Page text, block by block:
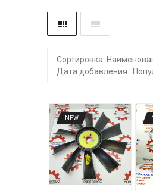
Сортировка:
Дата добавления ·
NEW